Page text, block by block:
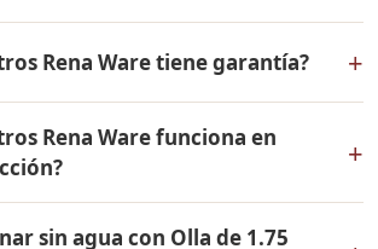
actual, promociones disponibles y
en cuotas desde el 10% de inicial.
y a todo el Perú. El pago es contra
Rena Ware tiene garantía? +
de fabricación. Todos los
están fabricados en acero
18/10 de la más alta calidad.
Rena Ware funciona en
+
sin agua con Olla de 1.75